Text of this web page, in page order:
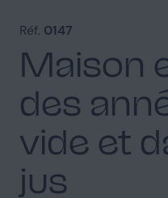
Réf. 0147
Maison
des
vide et
jus